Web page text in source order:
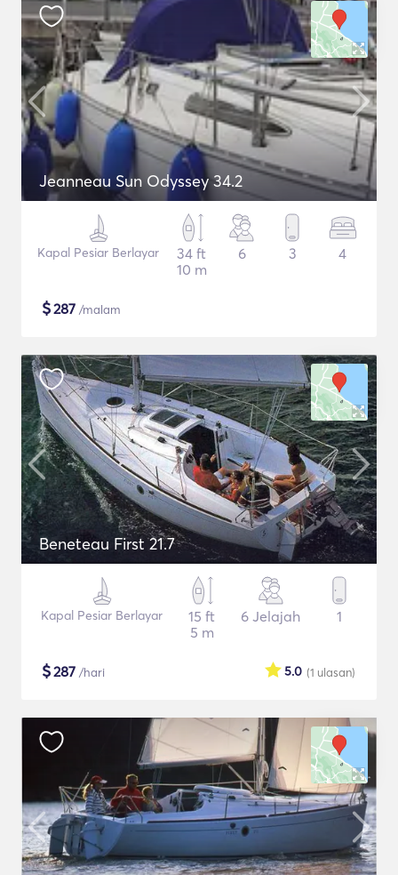
Jeanneau Sun Odyssey 34.2
Kapal Pesiar Berlayar
34 ft
10 m
6 3 4
$287 /malam
Beneteau First 21.7
Kapal Pesiar Berlayar
15 ft
5 m
6 Jelajah 1
$287 /hari (1 ulasan)
5.0